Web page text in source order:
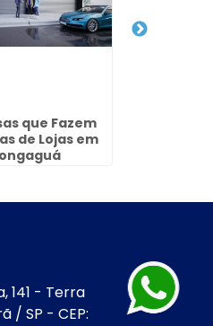
que Fazem
de Lojas em
141 - Terra
/ SP - CEP: